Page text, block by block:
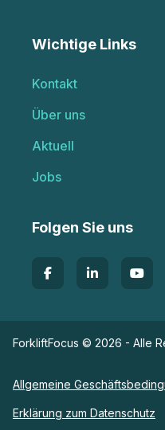
Wichtige Links
Kontakt
Über uns
Aktuell
Jobs
Folgen Sie uns
ForkliftFocus © 2026 - Alle
Allgemeine
Erklärung zum Datenschutz